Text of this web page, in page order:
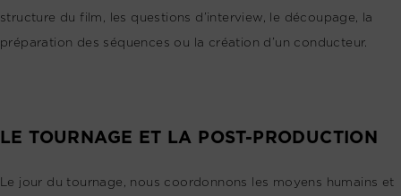
structure du film, les questions d’interview, le découpage, la
préparation des séquences ou la création d’un conducteur.
LE TOURNAGE ET LA POST-PRODUCTION
Le jour du tournage, nous coordonnons les moyens humains et